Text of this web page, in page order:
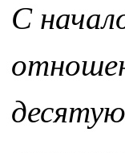
С